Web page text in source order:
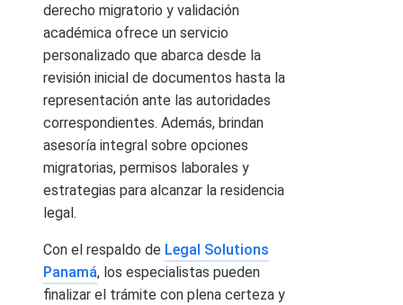
derecho migratorio y validación
académica ofrece un servicio
personalizado que abarca desde la
revisión inicial de documentos hasta la
representación ante las autoridades
correspondientes. Además, brindan
asesoría integral sobre opciones
migratorias, permisos laborales y
estrategias para alcanzar la residencia
legal.
Con el respaldo de Legal Solutions
Panamá, los especialistas pueden
finalizar el trámite con plena certeza y